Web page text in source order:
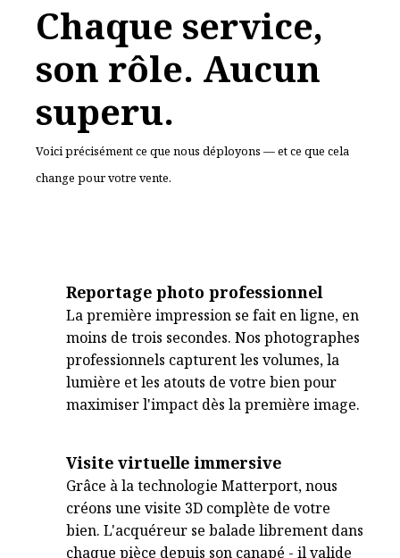
Chaque service,
son rôle. Aucun
superflu.
Voici précisément ce que nous déployons — et ce que cela
change pour votre vente.
Reportage photo professionnel
La première impression se fait en ligne, en
moins de trois secondes. Nos photographes
professionnels capturent les volumes, la
lumière et les atouts de votre bien pour
maximiser l'impact dès la première image.
Visite virtuelle immersive
Grâce à la technologie Matterport, nous
créons une visite 3D complète de votre
bien. L'acquéreur se balade librement dans
chaque pièce depuis son canapé - il valide